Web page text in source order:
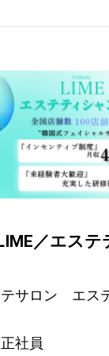
／エステ
サロン エス
社員